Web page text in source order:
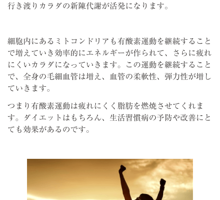
行き渡りカラダの新陳代謝が活発になります。
細胞内にあるミトコンドリアも有酸素運動を継続すること
で増えていき効率的にエネルギーが作られて、さらに疲れ
にくいカラダになっていきます。この運動を継続すること
で、全身の毛細血管は増え、血管の柔軟性、弾力性が増し
ていきます。
つまり有酸素運動は疲れにくく脂肪を燃焼させてくれま
す。ダイエットはもちろん、生活習慣病の予防や改善にと
ても効果があるのです。